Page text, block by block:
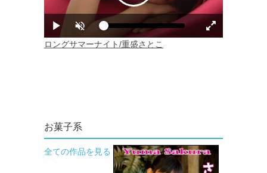
お菓子系
全ての作品を見る